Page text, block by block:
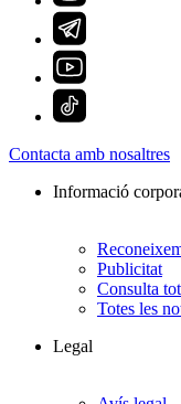
Contacta amb nosaltres
Informació
Publicitat
Consulta
Totes les
Legal